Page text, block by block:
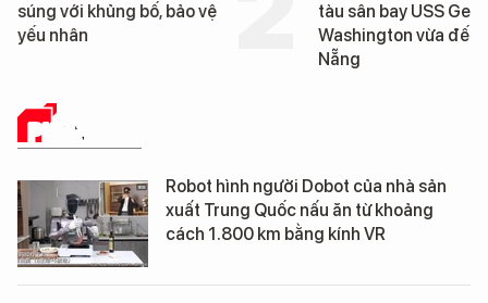
súng với khủng bố, bảo vệ
yếu nhân
tàu sân bay USS
Washington vừa đến
Nẵng
PHÂN TÍCH
Robot hình người Dobot của nhà sản
xuất Trung Quốc nấu ăn từ khoảng
cách 1.800 km bằng kính VR